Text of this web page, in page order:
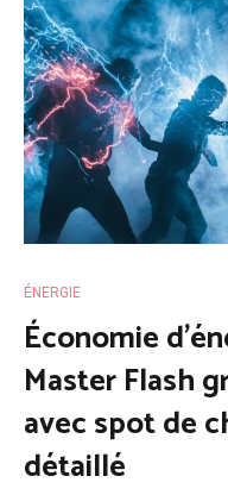
ÉNERGIE
Économie
Master Flash
avec spot de
détaillé